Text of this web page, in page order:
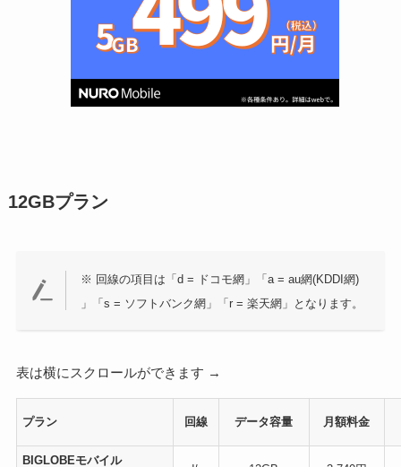
12GBプラン
※ 回線の項目は「d = ドコモ網」「a = au網(KDDI網)
」「s = ソフトバンク網」「r = 楽天網」となります。
表は横にスクロールができます →
プラン 回線 データ容量 月額料金
BIGLOBEモバイル